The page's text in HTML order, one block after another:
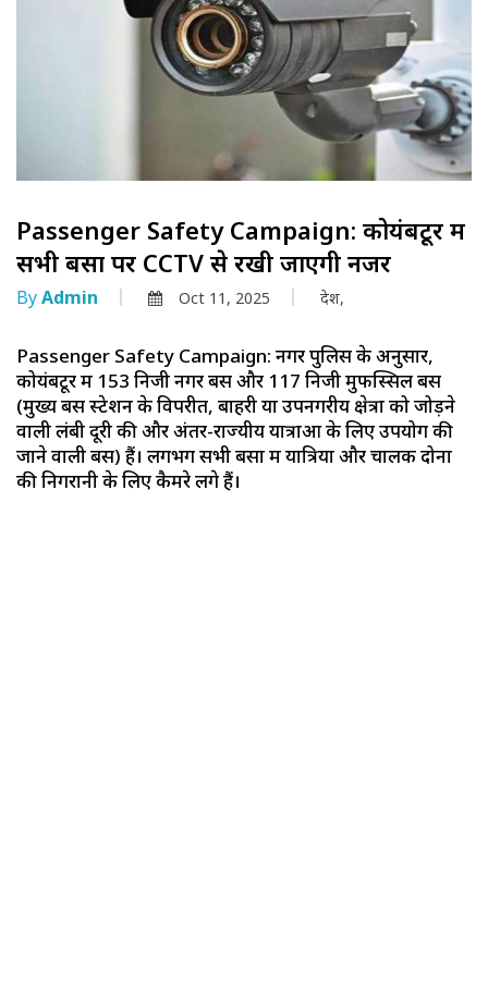
Passenger Safety Campaign: कोयंबटूर में
सभी बसों पर CCTV से रखी जाएगी नजर
ByAdmin Oct 11, 2025 देश,
Passenger Safety Campaign: नगर पुलिस के अनुसार,
कोयंबटूर में 153 निजी नगर बसें और 117 निजी मुफस्सिल बसें
(मुख्य बस स्टेशन के विपरीत, बाहरी या उपनगरीय क्षेत्रों को जोड़ने
वाली लंबी दूरी की और अंतर-राज्यीय यात्राओं के लिए उपयोग की
जाने वाली बसें) हैं। लगभग सभी बसों में यात्रियों और चालक दोनों
की निगरानी के लिए कैमरे लगे हैं।